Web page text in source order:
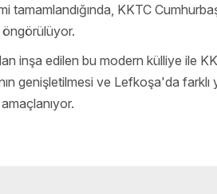
tamamlandığında, KKTC
inşa edilen bu modern külliye ile
genişletilmesi ve Lefkoşa'da